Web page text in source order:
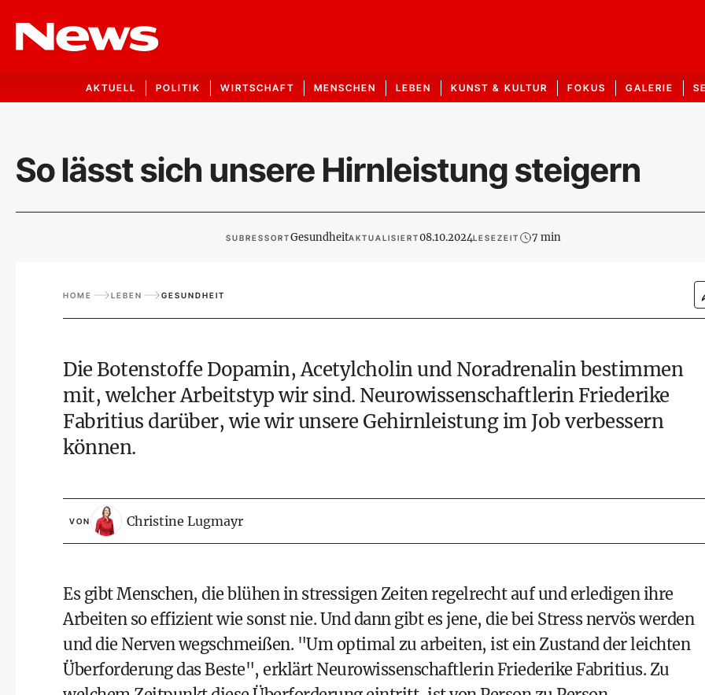
AKTUELL POLITIK WIRTSCHAFT MENSCHEN LEBEN KUNST & KULTUR FOKUS GALERIE
So lässt sich unsere Hirnleistung steigern
SUBRESSORTGesundheitAKTUALISIERT08.10.2024LESEZEIT 7 min
HOME LEBEN GESUNDHEIT
Die Botenstoffe Dopamin, Acetylcholin und Noradrenalin bestimmen
mit, welcher Arbeitstyp wir sind. Neurowissenschaftlerin Friederike
Fabritius darüber, wie wir unsere Gehirnleistung imJobverbessern
können.
VON Christine Lugmayr
Es gibt Menschen, die blühen in stressigen Zeiten regelrecht auf und erledigen ihre
Arbeiten so effizient wie sonst nie. Und dann gibt es jene, die bei Stress nervös werden
und die Nerven wegschmeißen. "Um optimal zu arbeiten, ist ein Zustand der leichten
Überforderung das Beste", erklärt Neurowissenschaftlerin Friederike Fabritius. Zu